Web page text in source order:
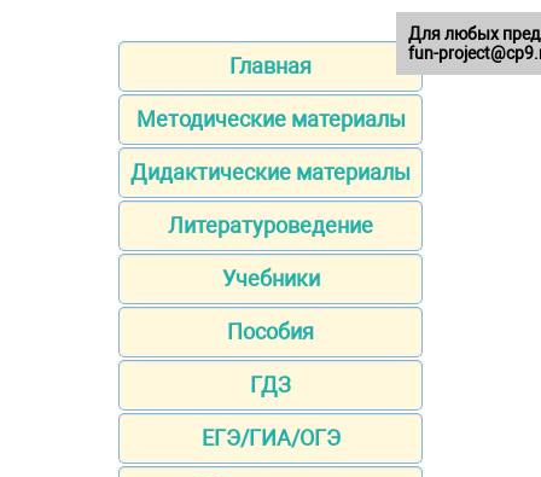
Главная
Методические материалы
Дидактические материалы
Литературоведение
Учебники
Пособия
ГДЗ
ЕГЭ/ГИА/ОГЭ
Для любых
fun-